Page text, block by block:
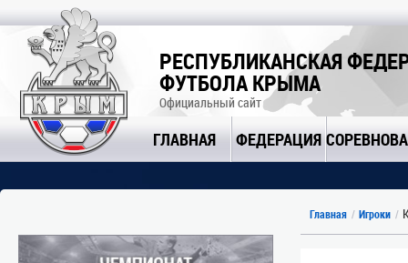
РЕСПУБЛИКАНСКАЯ
ФУТБОЛА КРЫМА
Официальный сайт
ГЛАВНАЯ ФЕДЕРАЦИЯ
Главная Игроки